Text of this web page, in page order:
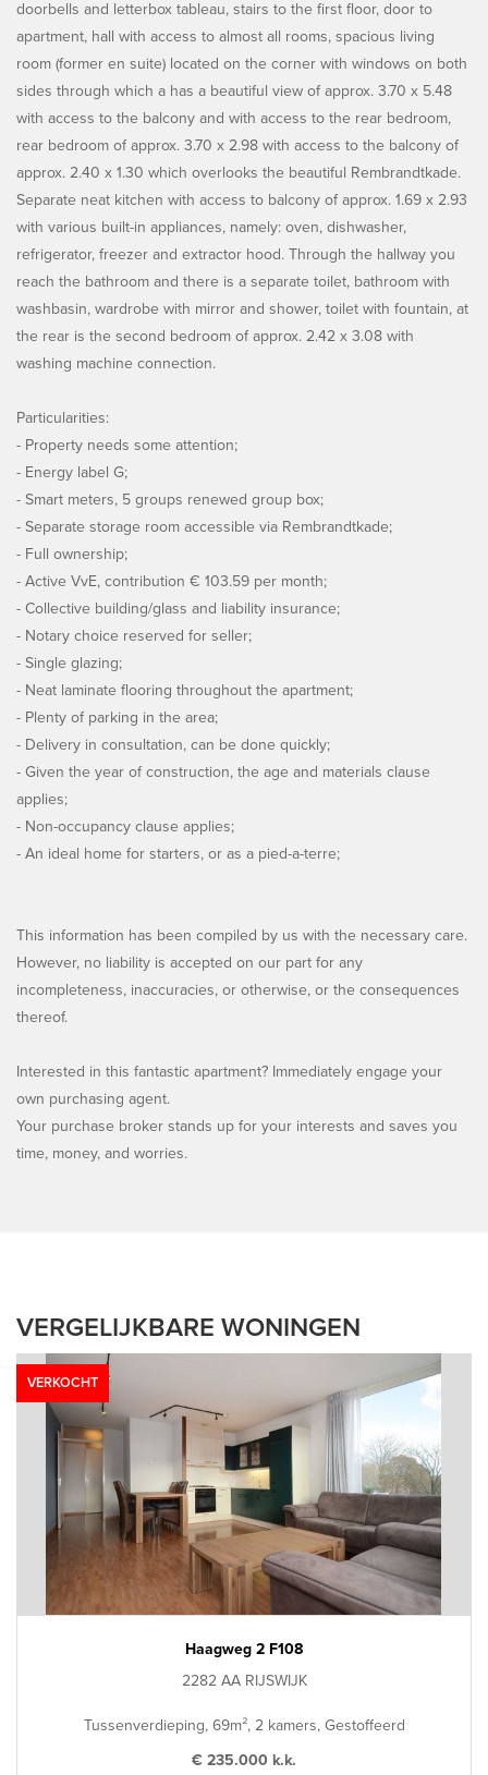
doorbells and letterbox tableau, stairs to the first floor, door to
apartment, hall with access to almost all rooms, spacious living
room (former en suite) located on the corner with windows on both
sides through which a has a beautiful view of approx. 3.70 x 5.48
with access to the balcony and with access to the rear bedroom,
rear bedroom of approx. 3.70 x 2.98 with access to the balcony of
approx. 2.40 x 1.30 which overlooks the beautiful Rembrandtkade.
Separate neat kitchen with access to balcony of approx. 1.69 x 2.93
with various built-in appliances, namely: oven, dishwasher,
refrigerator, freezer and extractor hood. Through the hallway you
reach the bathroom and there is a separate toilet, bathroom with
washbasin, wardrobe with mirror and shower, toilet with fountain, at
the rear is the second bedroom of approx. 2.42 x 3.08 with
washing machine connection.
Particularities:
- Property needs some attention;
- Energy label G;
- Smart meters, 5 groups renewed group box;
- Separate storage room accessible via Rembrandtkade;
- Full ownership;
- Active VvE, contribution € 103.59 per month;
- Collective building/glass and liability insurance;
- Notary choice reserved for seller;
- Single glazing;
- Neat laminate flooring throughout the apartment;
- Plenty of parking in the area;
- Delivery in consultation, can be done quickly;
- Given the year of construction, the age and materials clause
applies;
- Non-occupancy clause applies;
- An ideal home for starters, or as a pied-a-terre;
This information has been compiled by us with the necessary care.
However, no liability is accepted on our part for any
incompleteness, inaccuracies, or otherwise, or the consequences
thereof.
Interested in this fantastic apartment? Immediately engage your
own purchasing agent.
Your purchase broker stands up for your interests and saves you
time, money, and worries.
VERGELIJKBARE WONINGEN
VERKOCHT
Haagweg 2 F108
2282 AA RIJSWIJK
Tussenverdieping, 69m², 2 kamers, Gestoffeerd
€ 235.000 k.k.